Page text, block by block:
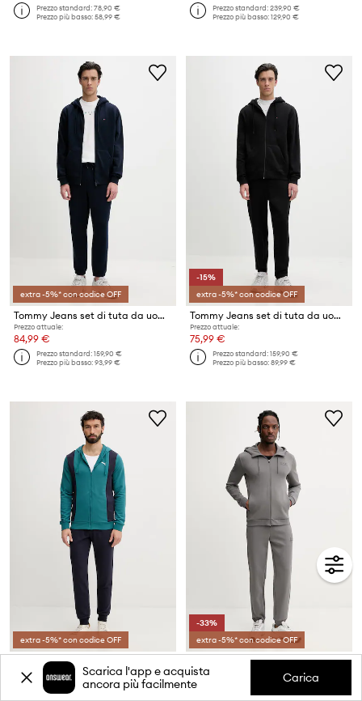
Prezzo standard:78,90 €
Prezzo più basso:58,99 €
Prezzo standard:239,90 €
Prezzo più basso:129,90 €
extra -5%* con codice OFF
Tommy Jeans set di tuta da uomo con cotone
Prezzo attuale:
84,99 €
Prezzo standard:159,90 €
Prezzo più basso:93,99 €
-15%
extra -5%* con codice OFF
Tommy Jeans set di tuta da uomo con cotone
Prezzo attuale:
75,99 €
Prezzo standard:159,90 €
Prezzo più basso:89,99 €
extra -5%* con codice OFF
Prezzo attuale:
59,99 €
-33%
extra -5%* con codice OFF
EA7 Emporio Armani set di tuta da uomo con cotone
Prezzo attuale:
119,90 €
Scarica l'app e acquista
ancora più facilmente
Carica